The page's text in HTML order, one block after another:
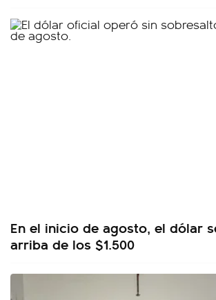
En el inicio de agosto, el dólar
arriba de los $1.500